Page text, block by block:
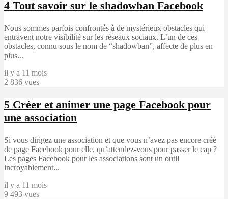
4 Tout savoir sur le shadowban Facebook
Nous sommes parfois confrontés à de mystérieux obstacles qui
entravent notre visibilité sur les réseaux sociaux. L’un de ces
obstacles, connu sous le nom de “shadowban”, affecte de plus en
plus...
il y a 11 mois
2 836 vues
5 Créer et animer une page Facebook pour
une association
Si vous dirigez une association et que vous n’avez pas encore créé
de page Facebook pour elle, qu’attendez-vous pour passer le cap ?
Les pages Facebook pour les associations sont un outil
incroyablement...
il y a 11 mois
9 493 vues